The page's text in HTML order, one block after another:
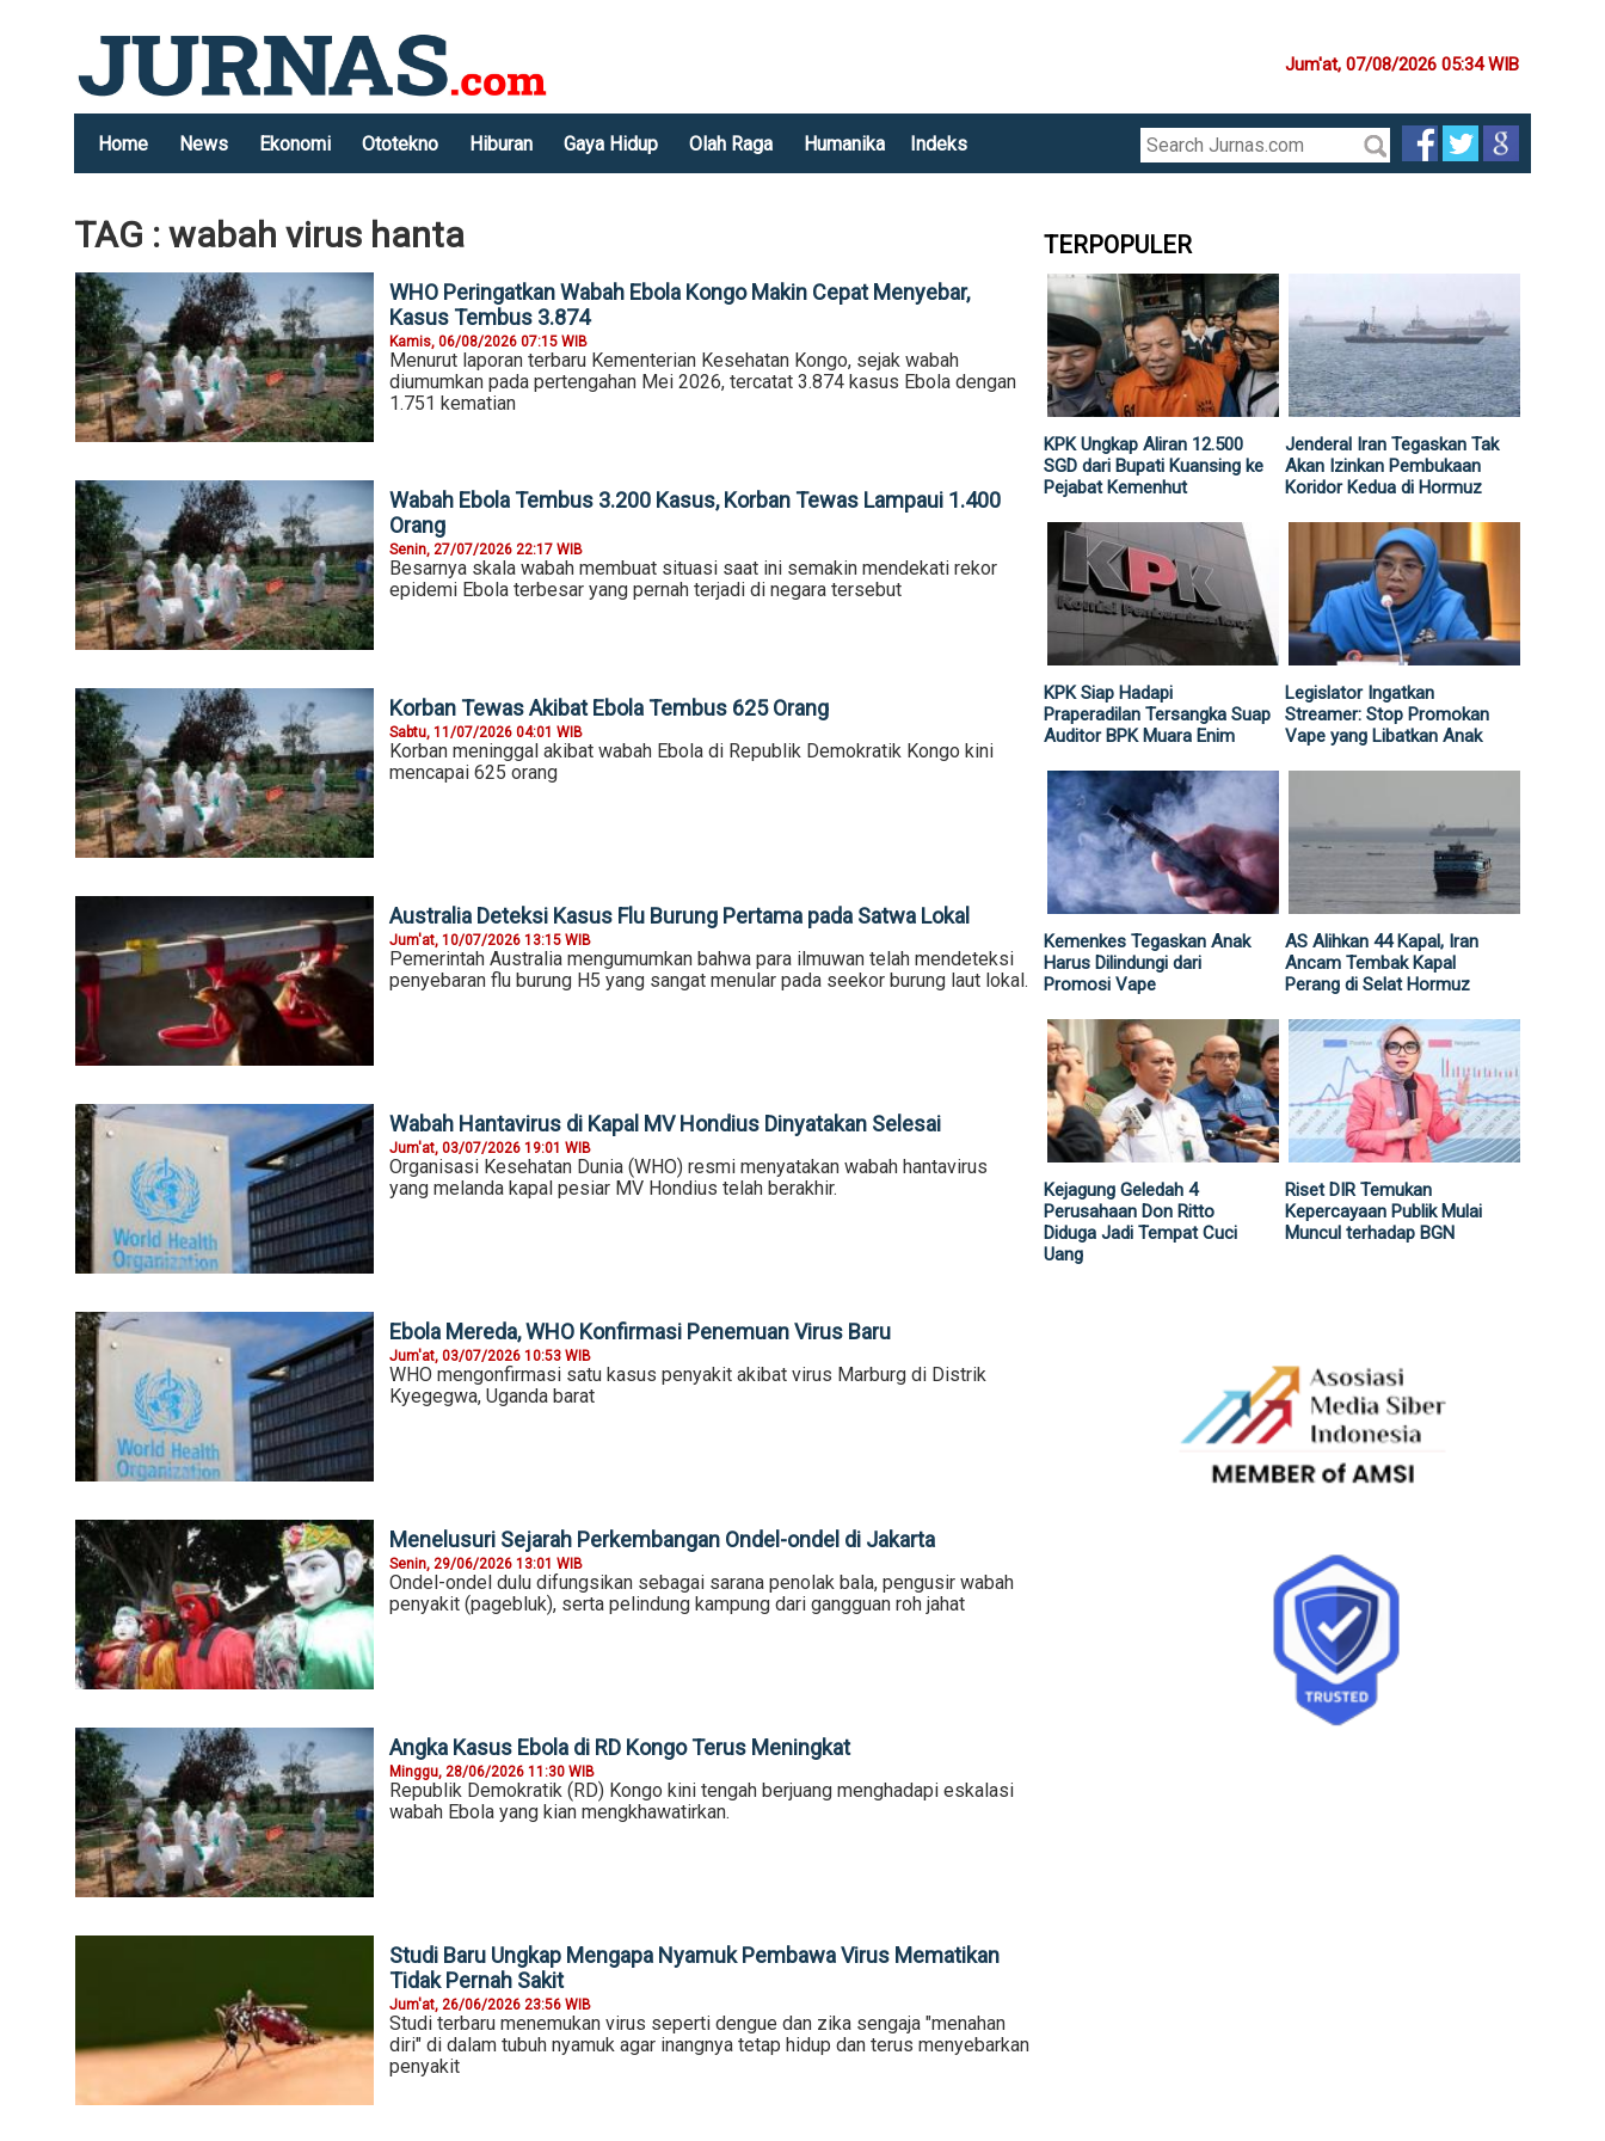
Jum'at, 07/08/2026 05:34 WIB
Home News Ekonomi Ototekno Hiburan Gaya Hidup Olah Raga Humanika Indeks
TAG : wabah virus hanta
WHO Peringatkan Wabah Ebola Kongo Makin Cepat Menyebar,
Kasus Tembus 3.874
Kamis, 06/08/2026 07:15 WIB
Menurut laporan terbaru Kementerian Kesehatan Kongo, sejak wabah
diumumkan pada pertengahan Mei 2026, tercatat 3.874 kasus Ebola dengan
1.751 kematian
Wabah Ebola Tembus 3.200 Kasus, Korban Tewas Lampaui 1.400
Orang
Senin, 27/07/2026 22:17 WIB
Besarnya skala wabah membuat situasi saat ini semakin mendekati rekor
epidemi Ebola terbesar yang pernah terjadi di negara tersebut
Korban Tewas Akibat Ebola Tembus 625 Orang
Sabtu, 11/07/2026 04:01 WIB
Korban meninggal akibat wabah Ebola di Republik Demokratik Kongo kini
mencapai 625 orang
Australia Deteksi Kasus Flu Burung Pertama pada Satwa Lokal
Jum'at, 10/07/2026 13:15 WIB
Pemerintah Australia mengumumkan bahwa para ilmuwan telah mendeteksi
penyebaran flu burung H5 yang sangat menular pada seekor burung laut lokal.
Wabah Hantavirus di Kapal MV Hondius Dinyatakan Selesai
Jum'at, 03/07/2026 19:01 WIB
Organisasi Kesehatan Dunia (WHO) resmi menyatakan wabah hantavirus
yang melanda kapal pesiar MV Hondius telah berakhir.
Ebola Mereda, WHO Konfirmasi Penemuan Virus Baru
Jum'at, 03/07/2026 10:53 WIB
WHO mengonfirmasi satu kasus penyakit akibat virus Marburg di Distrik
Kyegegwa, Uganda barat
Menelusuri Sejarah Perkembangan Ondel-ondel di Jakarta
Senin, 29/06/2026 13:01 WIB
Ondel-ondel dulu difungsikan sebagai sarana penolak bala, pengusir wabah
penyakit (pagebluk), serta pelindung kampung dari gangguan roh jahat
Angka Kasus Ebola di RD Kongo Terus Meningkat
Minggu, 28/06/2026 11:30 WIB
Republik Demokratik (RD) Kongo kini tengah berjuang menghadapi eskalasi
wabah Ebola yang kian mengkhawatirkan.
Studi Baru Ungkap Mengapa Nyamuk Pembawa Virus Mematikan
Tidak Pernah Sakit
Jum'at, 26/06/2026 23:56 WIB
Studi terbaru menemukan virus seperti dengue dan zika sengaja "menahan
diri" di dalam tubuh nyamuk agar inangnya tetap hidup dan terus menyebarkan
penyakit
TERPOPULER
KPK Ungkap Aliran 12.500
SGD dari Bupati Kuansing ke
Pejabat Kemenhut
Jenderal Iran Tegaskan Tak
Akan Izinkan Pembukaan
Koridor Kedua di Hormuz
KPK Siap Hadapi
Praperadilan Tersangka Suap
Auditor BPK Muara Enim
Legislator Ingatkan
Streamer: Stop Promokan
Vape yang Libatkan Anak
Kemenkes Tegaskan Anak
Harus Dilindungi dari
Promosi Vape
AS Alihkan 44 Kapal, Iran
Ancam Tembak Kapal
Perang di Selat Hormuz
Kejagung Geledah 4
Perusahaan Don Ritto
Diduga Jadi Tempat Cuci
Uang
Riset DIR Temukan
Kepercayaan Publik Mulai
Muncul terhadap BGN